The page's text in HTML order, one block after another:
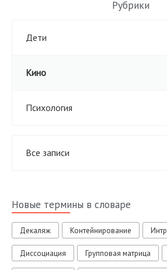
Рубрики
Дети
Кино
Психология
Все записи
Новые термины в словаре
Декаляж Контейнирование
Диссоциация Групповая матрица